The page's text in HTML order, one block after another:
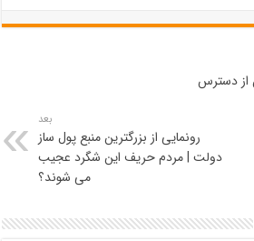
از دسترس
بعد
رونمایی از بزرگترین منبع پول ساز
دولت | مردم حریف این شگرد عجیب
می شوند؟